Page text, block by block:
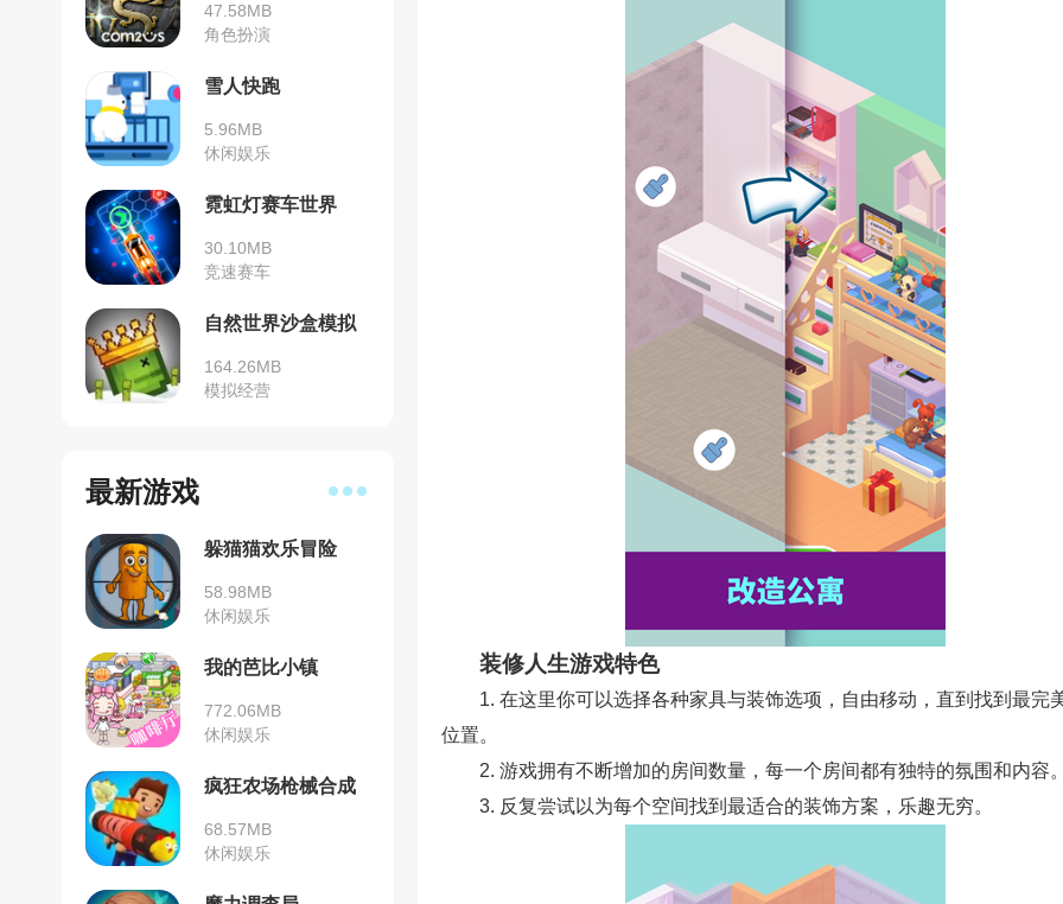
47.58MB
角色扮演
雪人快跑
5.96MB
休闲娱乐
霓虹灯赛车世界
30.10MB
竞速赛车
自然世界沙盒模拟
164.26MB
模拟经营
最新游戏
躲猫猫欢乐冒险
58.98MB
休闲娱乐
我的芭比小镇
772.06MB
休闲娱乐
疯狂农场枪械合成
68.57MB
休闲娱乐
装修人生游戏特色
1. 在这里你可以选择各种家具与装饰选项，自由移动，直到找到最完
位置。
2. 游戏拥有不断增加的房间数量，每一个房间都有独特的氛围和内容
3. 反复尝试以为每个空间找到最适合的装饰方案，乐趣无穷。